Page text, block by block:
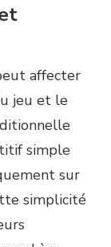
affecter
jeu et le
simple
sur
simplicité